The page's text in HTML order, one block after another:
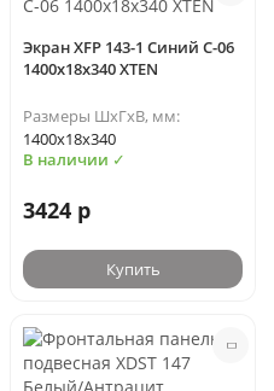
Экран XFP 143-1 Синий C-06
1400х18х340 XTEN
Размеры ШхГхВ, мм:
1400х18х340
В наличии ✓
3424 р
Купить